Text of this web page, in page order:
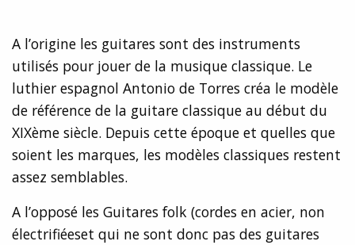
A l’origine les guitares sont des instruments
utilisés pour jouer de la musique classique. Le
luthier espagnol Antonio de Torres créa le modèle
de référence de la guitare classique au début du
XIXème siècle. Depuis cette époque et quelles que
soient les marques, les modèles classiques restent
assez semblables.
A l’opposé les Guitares folk (cordes en acier, non
électrifiéeset qui ne sont donc pas des guitares